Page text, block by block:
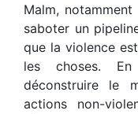
Malm,
saboter un
que la violence
les choses.
déconstruire le
actions non-